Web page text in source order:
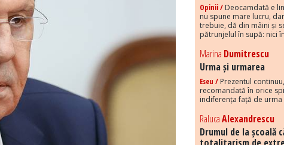
Opinii / Deocamdată e
nu spune mare lucru,
trebuie, dă din mâini și
pătrunjelul în supă: nici
Marina Dumitrescu
Urma și urmarea
Eseu / Prezentul
recomandată în orice
indiferența față de urma
RalucaAlexandrescu
Drumul de la școală
totalitarism de